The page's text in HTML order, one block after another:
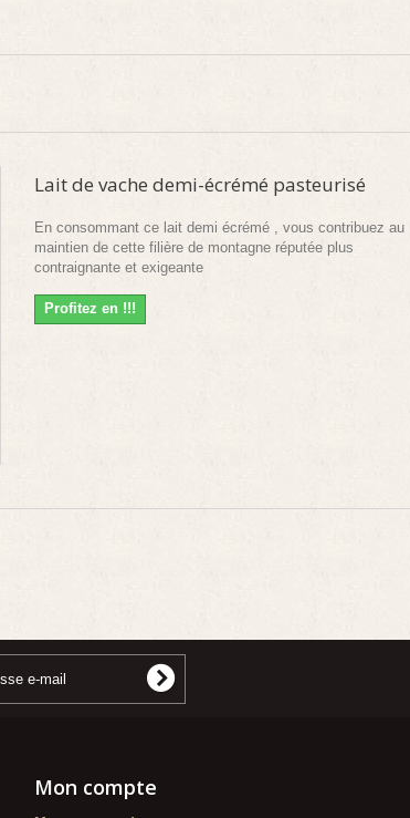
Lait de vache demi-écrémé pasteurisé
En consommant ce lait demi écrémé , vous contribuez au
maintien de cette filière de montagne réputée plus
contraignante et exigeante
Profitez en !!!
Mon compte